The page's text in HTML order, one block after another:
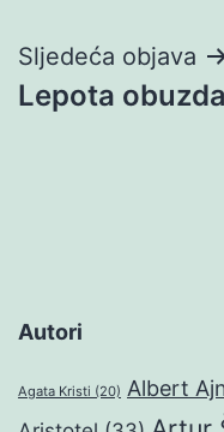
Sljedeća objava
Lepota
Autori
Agata Kristi (20) Albert